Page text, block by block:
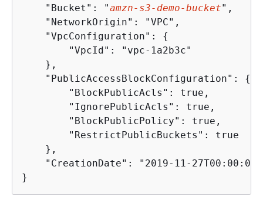
    "Bucket": "
amzn-s3-demo-bucket",
    "NetworkOrigin": "VPC",
    "VpcConfiguration":
{
        "VpcId": "vpc-1a2b3c"
    },
    "PublicAccessBlockConfiguration":
{
        "BlockPublicAcls": true,
        "IgnorePublicAcls": true,
        "BlockPublicPolicy": true,
        "RestrictPublicBuckets": true
    },
"CreationDate": "2019-11-
}